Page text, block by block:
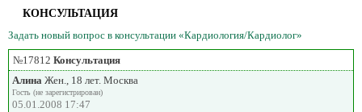
КОНСУЛЬТАЦИЯ
Задать новый вопрос в консультации «Кардиология/Кардиолог»
№17812 Консультация
Алина Жен., 18 лет. Москва
Гость (не зарегистрирован)
05.01.2008 17:47